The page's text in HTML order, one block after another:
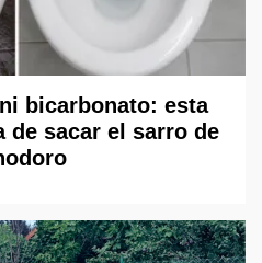
bicarbonato: esta
de sacar el sarro de